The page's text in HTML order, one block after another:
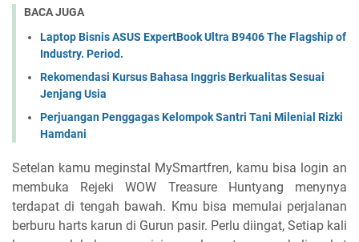
BACA JUGA
Laptop Bisnis ASUS ExpertBook Ultra B9406 The Flagship of
Industry. Period.
Rekomendasi Kursus Bahasa Inggris Berkualitas Sesuai
Jenjang Usia
Perjuangan Penggagas Kelompok Santri Tani Milenial Rizki
Hamdani
Setelan kamu meginstal MySmartfren, kamu bisa login an
membuka Rejeki WOW Treasure Huntyang menynya
terdapat di tengah bawah. Kmu bisa memulai perjalanan
berburu harts karun di Gurun pasir. Perlu diingat, Setiap kali